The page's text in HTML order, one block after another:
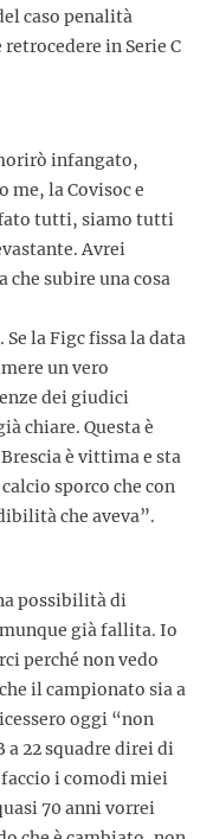
caso penalità
in Serie C
infangato,
la Covisoc e
tutti, siamo tutti
Avrei
subire una cosa
la Figc fissa la data
un vero
dei giudici
chiare. Questa è
è vittima e sta
sporco che con
che aveva”.
possibilità di
già fallita. Io
perché non vedo
il campionato sia a
oggi “non
a 22 squadre direi di
i comodi miei
70 anni vorrei